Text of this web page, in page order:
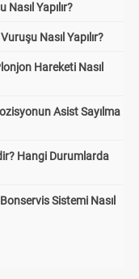
Yapılır?
Nasıl Yapılır?
Hareketi Nasıl
Asist Sayılma
Hangi Durumlarda
Sistemi Nasıl